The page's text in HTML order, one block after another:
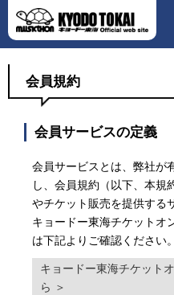
会員規約
会員サービスの定義
会員サービスとは、弊社が
し、会員規約（以下、本規
やチケット販売を提供する
キョードー東海チケットオ
は下記よりご確認ください。
キョードー東海チケット
ら ＞